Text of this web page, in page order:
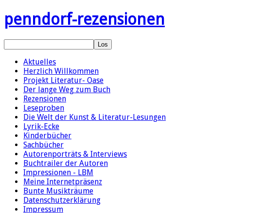
penndorf-rezensionen
Aktuelles
Herzlich Willkommen
Projekt Literatur- Oase
Der lange Weg zum Buch
Rezensionen
Leseproben
Die Welt der Kunst & Literatur-Lesungen
Lyrik-Ecke
Kinderbücher
Sachbücher
Autorenporträts & Interviews
Buchtrailer der Autoren
Impressionen - LBM
Meine Internetpräsenz
Bunte Musikträume
Datenschutzerklärung
Impressum